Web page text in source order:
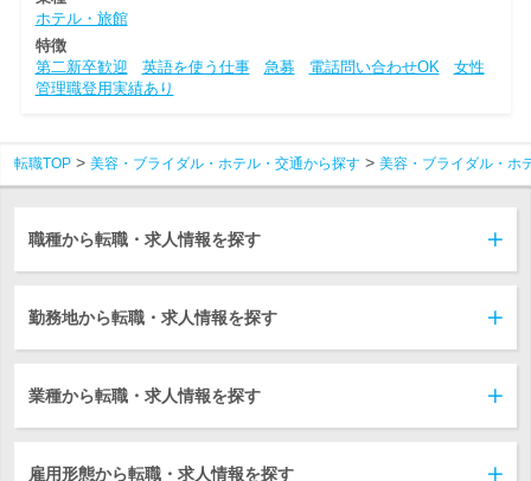
ホテル・旅館
特徴
第二新卒歓迎
英語を使う仕事 急募 電話問い合わせOK
女性
管理職登用実績あり
転職TOP 美容・ブライダル・ホテル・交通から探す 美容・ブライダル・ホ
職種から転職・求人情報を探す
勤務地から転職・求人情報を探す
業種から転職・求人情報を探す
雇用形態から転職・求人情報を探す